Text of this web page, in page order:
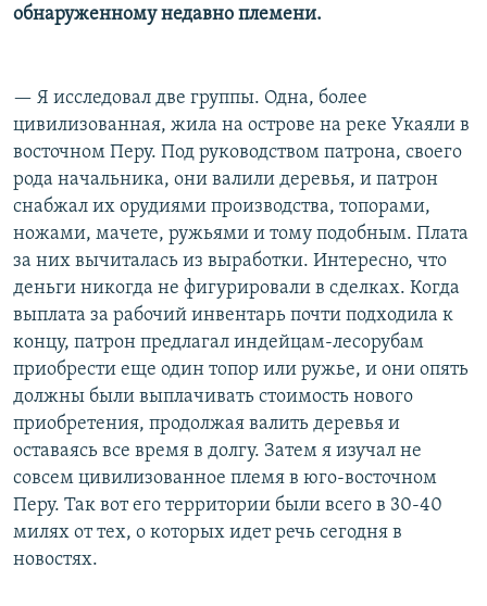
обнаруженному недавно племени.
— Я исследовал две группы. Одна, более
цивилизованная, жила на острове на реке Укаяли в
восточном Перу. Под руководством патрона, своего
рода начальника, они валили деревья, и патрон
снабжал их орудиями производства, топорами,
ножами, мачете, ружьями и тому подобным. Плата
за них вычиталась из выработки. Интересно, что
деньги никогда не фигурировали в сделках. Когда
выплата за рабочий инвентарь почти подходила к
концу, патрон предлагал индейцам-лесорубам
приобрести еще один топор или ружье, и они опять
должны были выплачивать стоимость нового
приобретения, продолжая валить деревья и
оставаясь все время в долгу. Затем я изучал не
совсем цивилизованное племя в юго-восточном
Перу. Так вот его территории были всего в 30-40
милях от тех, о которых идет речь сегодня в
новостях.